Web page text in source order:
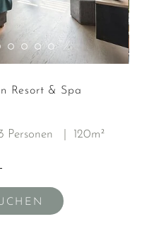
Resort & Spa
Personen 120m²